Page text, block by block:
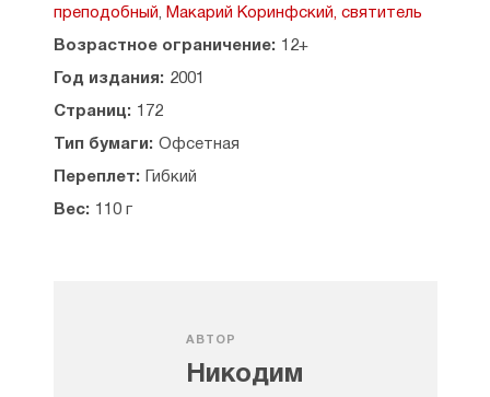
преподобный, Макарий Коринфский, святитель
Возрастное ограничение: 12+
Год издания: 2001
Страниц: 172
Тип бумаги: Офсетная
Переплет: Гибкий
Вес: 110 г
АВТОР
Никодим